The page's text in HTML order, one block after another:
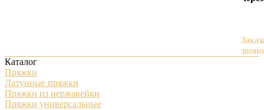
Каталог
Пряжки
Латунные пряжки
Пряжки из нержавейки
Пряжки универсальные